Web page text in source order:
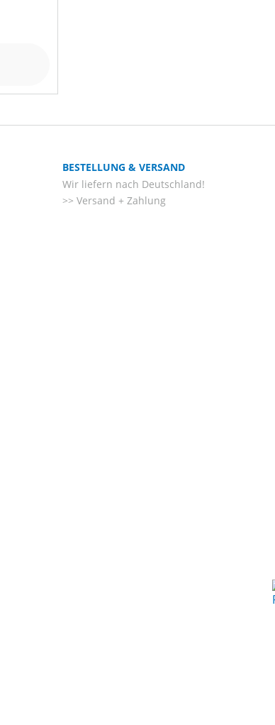
BESTELLUNG & VERSAND
Wir liefern nach Deutschland!
Versand + Zahlung